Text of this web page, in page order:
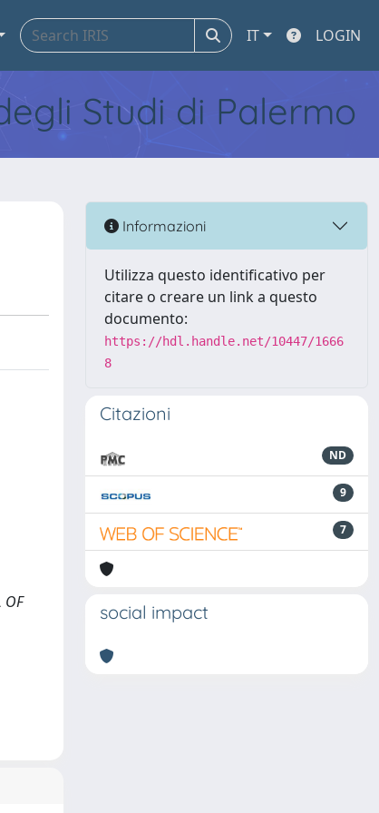
IT LOGIN
Studi di Palermo
OF
Informazioni
Utilizza questo identificativo per
citare o creare un link a questo
documento:
https://hdl.handle.net/10447/1666
8
Citazioni
ND
9
7
social impact